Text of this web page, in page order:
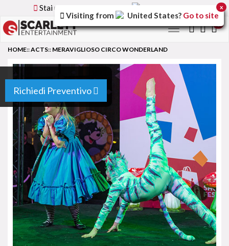
Stai utilizzando la versione
Toggle
Richiedi Preventivo
HOME::ACTS:: MERAVIGLIOSO CIRCO WONDERLAND
Visiting from United States? Go to site
x